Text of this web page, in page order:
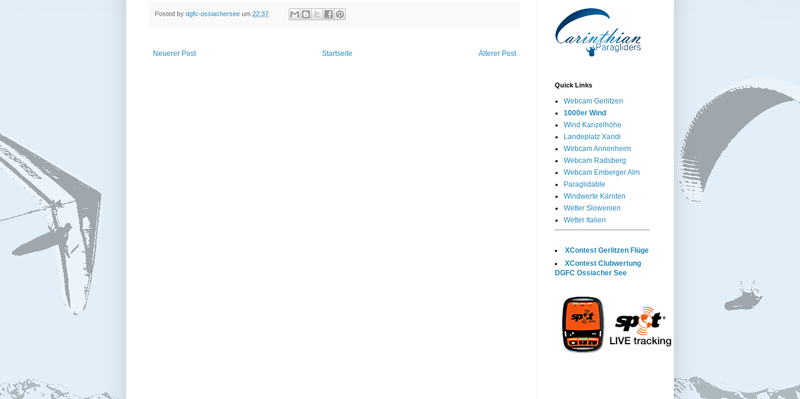
Posted by dgfc-ossiachersee um 22:37
Neuerer Post Älterer Post
Startseite
Quick Links
Webcam Gerlitzen
1000er Wind
Wind Kanzelhöhe
Landeplatz Xandi
Webcam Annenheim
Webcam Radsberg
Webcam Emberger Alm
Paraglidable
Windwerte Kärnten
Wetter Slowenien
Wetter Italien
XContest Gerlitzen Flüge
XContest Clubwertung
DGFC Ossiacher See